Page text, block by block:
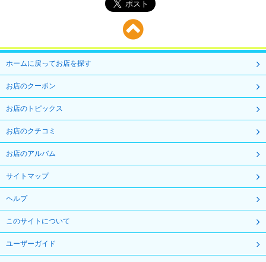
ホームに戻ってお店を探す
お店のクーポン
お店のトピックス
お店のクチコミ
お店のアルバム
サイトマップ
ヘルプ
このサイトについて
ユーザーガイド